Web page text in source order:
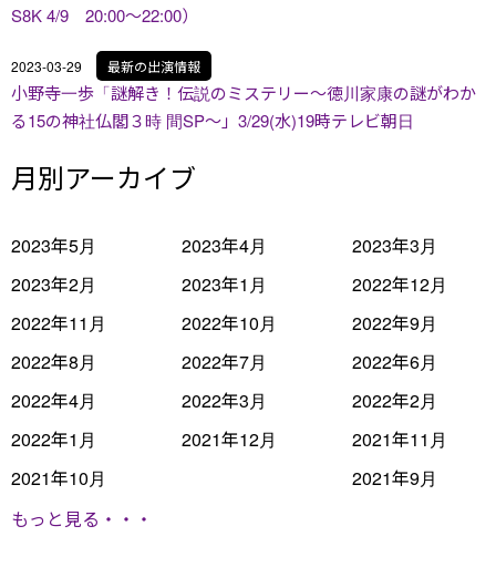
S8K 4/9 20:00～22:00）
2023-03-29 最新の出演情報
小野寺一歩「謎解き！伝説のミステリー～徳川家康の謎がわか
る15の神社仏閣３時 間SP～」3/29(水)19時テレビ朝日
月別アーカイブ
2023年5月 2023年4月
2023年3月
2023年2月
2023年1月
2022年12月
2022年11月
2022年10月
2022年9月
2022年8月
2022年7月
2022年6月
2022年4月
2022年3月
2022年2月
2022年1月
2021年12月
2021年11月
2021年10月
2021年9月
もっと見る・・・